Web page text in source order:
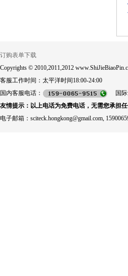
订购表单下载
Copyrights © 2010,2011,2012
客服工作时间：太平洋时间18:00-24:00
国内客服电话：
国际
友情提示：以上电话为免费电话，无需您承担
电子邮箱：sciteck.hongkong@gmail.com,